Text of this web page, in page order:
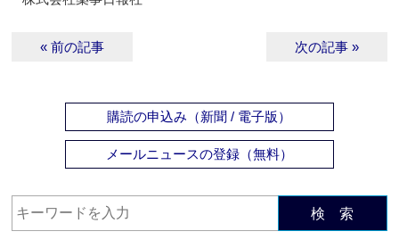
« 前の記事 次の記事 »
購読の申込み（新聞 / 電子版）
メールニュースの登録（無料）
検 索